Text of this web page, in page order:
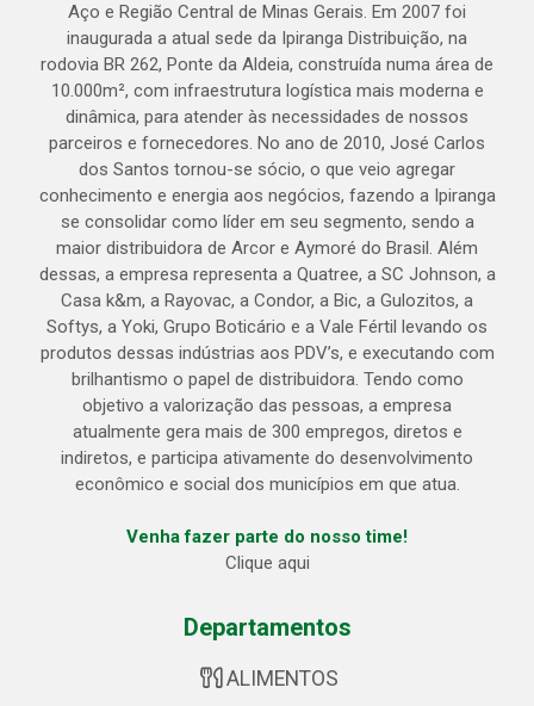
Aço e Região Central de Minas Gerais. Em 2007 foi
inaugurada a atual sede da Ipiranga Distribuição, na
rodovia BR 262, Ponte da Aldeia, construída numa área de
10.000m², com infraestrutura logística mais moderna e
dinâmica, para atender às necessidades de nossos
parceiros e fornecedores. No ano de 2010, José Carlos
dos Santos tornou-se sócio, o que veio agregar
conhecimento e energia aos negócios, fazendo a Ipiranga
se consolidar como líder em seu segmento, sendo a
maior distribuidora de Arcor e Aymoré do Brasil. Além
dessas, a empresa representa a Quatree, a SC Johnson, a
Casa k&m, a Rayovac, a Condor, a Bic, a Gulozitos, a
Softys, a Yoki, Grupo Boticário e a Vale Fértil levando os
produtos dessas indústrias aos PDV’s, e executando com
brilhantismo o papel de distribuidora. Tendo como
objetivo a valorização das pessoas, a empresa
atualmente gera mais de 300 empregos, diretos e
indiretos, e participa ativamente do desenvolvimento
econômico e social dos municípios em que atua.
Venha fazer parte do nosso time!
Clique aqui
Departamentos
ALIMENTOS